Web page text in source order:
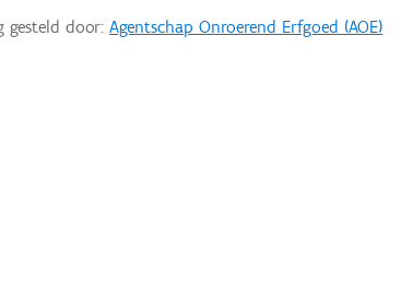
gesteld door:Agentschap Onroerend Erfgoed (AOE)